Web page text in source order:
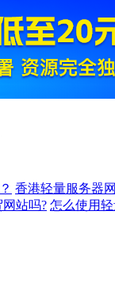
香港轻量服务器
站吗? 怎么使用